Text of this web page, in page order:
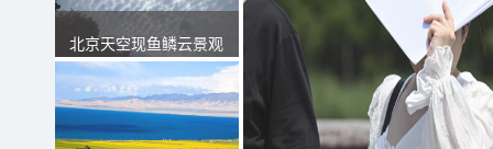
北京天空现鱼鳞云景观